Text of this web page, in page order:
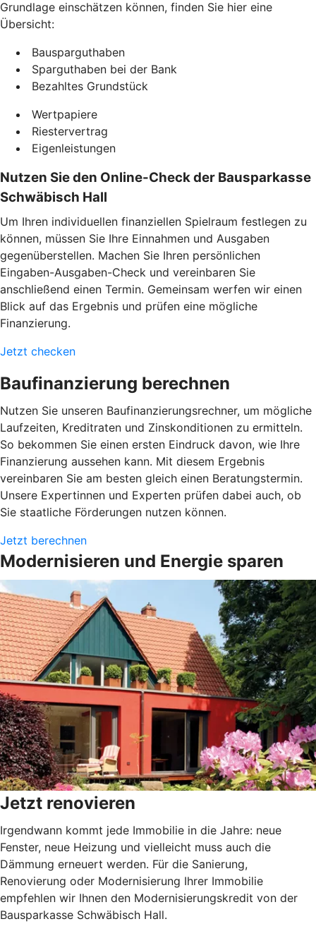
Grundlage einschätzen können, finden Sie hier eine
Übersicht:
Bausparguthaben
Sparguthaben bei der Bank
Bezahltes Grundstück
Wertpapiere
Riestervertrag
Eigenleistungen
Nutzen Sie den Online-Check der Bausparkasse
Schwäbisch Hall
Um Ihren individuellen finanziellen Spielraum festlegen zu
können, müssen Sie Ihre Einnahmen und Ausgaben
gegenüberstellen. Machen Sie Ihren persönlichen
Eingaben-Ausgaben-Check und vereinbaren Sie
anschließend einen Termin. Gemeinsam werfen wir einen
Blick auf das Ergebnis und prüfen eine mögliche
Finanzierung.
Jetzt checken
Baufinanzierung berechnen
Nutzen Sie unseren Baufinanzierungsrechner, um mögliche
Laufzeiten, Kreditraten und Zinskonditionen zu ermitteln.
So bekommen Sie einen ersten Eindruck davon, wie Ihre
Finanzierung aussehen kann. Mit diesem Ergebnis
vereinbaren Sie am besten gleich einen Beratungstermin.
Unsere Expertinnen und Experten prüfen dabei auch, ob
Sie staatliche Förderungen nutzen können.
Jetzt berechnen
Modernisieren und Energie sparen
Jetzt renovieren
Irgendwann kommt jede Immobilie in die Jahre: neue
Fenster, neue Heizung und vielleicht muss auch die
Dämmung erneuert werden. Für die Sanierung,
Renovierung oder Modernisierung Ihrer Immobilie
empfehlen wir Ihnen den Modernisierungskredit von der
Bausparkasse Schwäbisch Hall.